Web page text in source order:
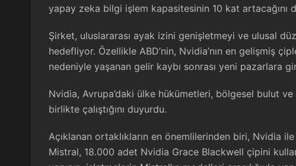
yapay zeka bilgi işlem kapasitesinin 10 kat artacağını
Şirket, uluslararası ayak izini genişletmeyi ve ulusal
hedefliyor. Özellikle ABD’nin, Nvidia’nın en gelişmiş
nedeniyle yaşanan gelir kaybı sonrası yeni pazarlara
Nvidia, Avrupa’daki ülke hükümetleri, bölgesel bulut
birlikte çalıştığını duyurdu.
Açıklanan ortaklıkların en önemlilerinden biri, Nvidia
Mistral, 18.000 adet Nvidia Grace Blackwell çipini